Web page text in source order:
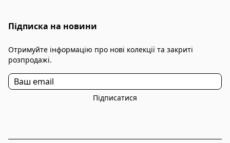
Підписка на новини
Отримуйте інформацію про нові колекції та закриті
розпродажі.
Підписатися